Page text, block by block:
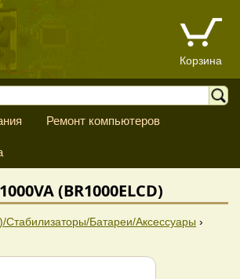
Корзина
Ремонт компьютеров
(BR1000ELCD)
Стабилизаторы/Батареи/Аксессуары ›